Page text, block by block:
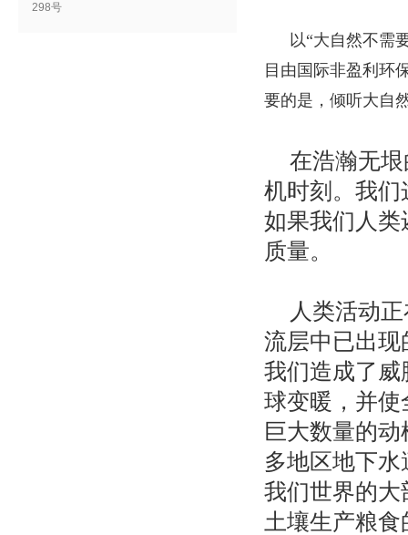
298号
以“大自然不需
目由国际非盈利环
要的是，倾听大自
在浩瀚无
机时刻。我
如果我们人
质量。
人类活动
流层中已出
我们造成了
球变暖，并
巨大数量的
多地区地下
我们世界的
土壤生产粮